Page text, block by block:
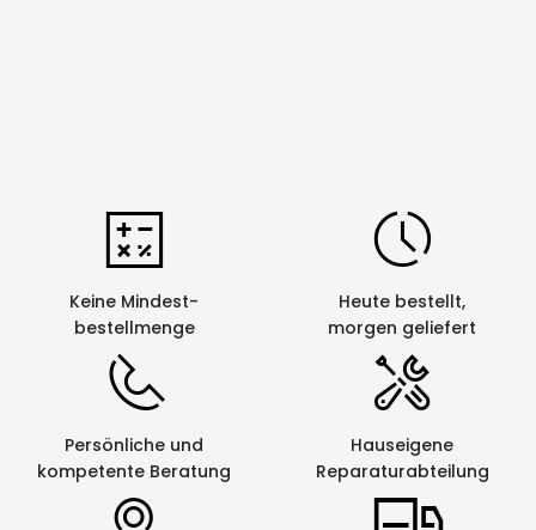
Portbeschriftung
Schrumpfschlauch-
Beschriftung
Spiegelschrift
Textspeicher
ja
Keine Mindest-
bestellmenge
Heute bestellt,
morgen geliefert
Persönliche und
kompetente Beratung
Hauseigene
Reparaturabteilung